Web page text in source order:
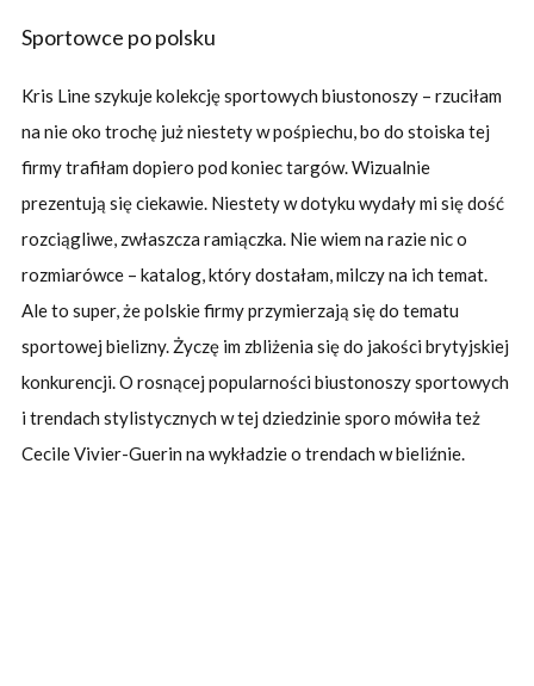
Sportowce po polsku
Kris Line szykuje kolekcję sportowych biustonoszy – rzuciłam
na nie oko trochę już niestety w pośpiechu, bo do stoiska tej
firmy trafiłam dopiero pod koniec targów. Wizualnie
prezentują się ciekawie. Niestety w dotyku wydały mi się dość
rozciągliwe, zwłaszcza ramiączka. Nie wiem na razie nic o
rozmiarówce – katalog, który dostałam, milczy na ich temat.
Ale to super, że polskie firmy przymierzają się do tematu
sportowej bielizny. Życzę im zbliżenia się do jakości brytyjskiej
konkurencji. O rosnącej popularności biustonoszy sportowych
i trendach stylistycznych w tej dziedzinie sporo mówiła też
Cecile Vivier-Guerin na wykładzie o trendach w bieliźnie.